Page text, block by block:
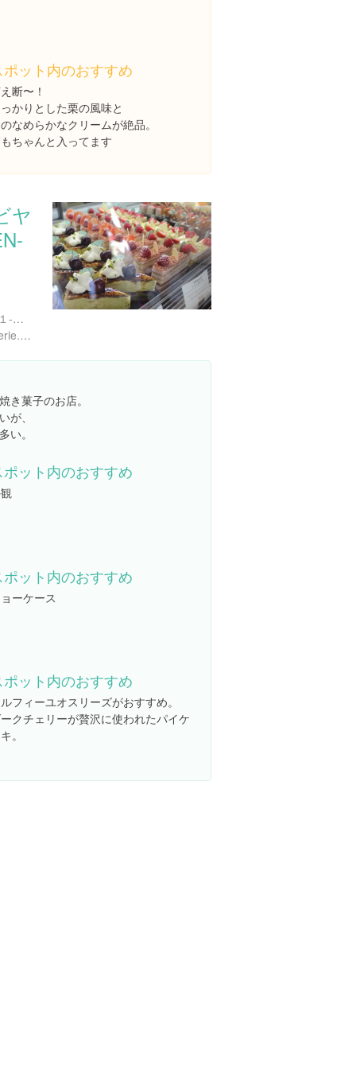
ポット内のおすすめ
断〜！
かりとした栗の風味と
なめらかなクリームが絶品。
ちゃんと入ってます
ヤ
東京都渋谷区上原１丁目２１-１０ 坂の上21番館 1F
http://www.bien-etre-patisserie.com/
き菓子のお店。
が、
い。
ポット内のおすすめ
ポット内のおすすめ
ーケース
ポット内のおすすめ
フィーユオスリーズがおすすめ。
クチェリーが贅沢に使われたパイケ
。